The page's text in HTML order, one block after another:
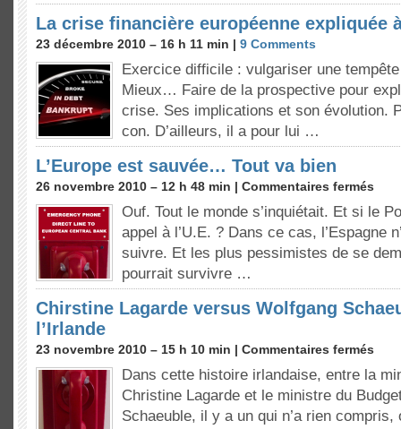
La crise financière européenne expliquée
23 décembre 2010 – 16 h 11 min | 9 Comments
Exercice difficile : vulgariser une
Mieux… Faire de la prospective pour
crise. Ses implications et son évolution.
con. D’ailleurs, il a pour lui …
L’Europe est sauvée… Tout va bien
26 novembre 2010 – 12 h 48 min | Commentaires fermés
Ouf. Tout le monde s’inquiétait. Et si le
appel à l’U.E. ? Dans ce cas, l’Espagne
suivre. Et les plus pessimistes de se
pourrait survivre …
Chirstine Lagarde versus Wolfgang
l’Irlande
23 novembre 2010 – 15 h 10 min | Commentaires fermés
Dans cette histoire irlandaise, entre la
Christine Lagarde et le ministre du
Schaeuble, il y a un qui n’a rien compris,